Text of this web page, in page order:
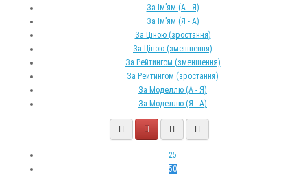
За Ім’ям (A - Я)
За Ім’ям (Я - A)
За Ціною (зростання)
За Ціною (зменшення)
За Рейтингом (зменшення)
За Рейтингом (зростання)
За Моделлю (A - Я)
За Моделлю (Я - A)
25
50